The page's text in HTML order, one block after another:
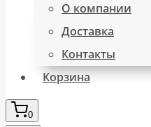
О компании
Доставка
Контакты
Корзина
0